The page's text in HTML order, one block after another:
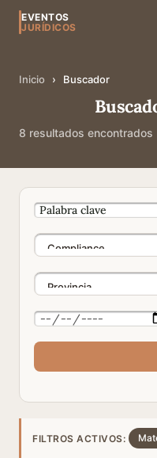
EVENTOS
JURÍDICOS
Inicio › Buscador
8 resultados encontrados
FILTROS ACTIVOS: